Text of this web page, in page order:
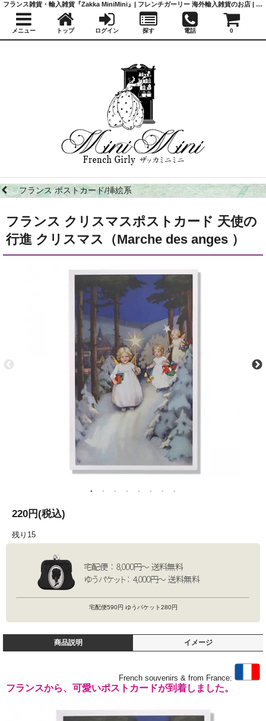
フランス ポストカード/挿絵系
フランス クリスマスポストカード 天使の
行進 クリスマス（Marche des anges ）
220円(税込)
残り15
宅配便590円 ゆうパケット280円
商品説明 イメージ
French souvenirs & from France:
フランスから、可愛いポストカードが到着しました。
フランス雑貨・輸入雑貨『Zakka MiniMini』| フレンチガーリー 海外輸入雑貨のお店 | かわいい雑貨 | 蚤の市 | アンティーク
メニュー トップ ログイン 探す 電話 0